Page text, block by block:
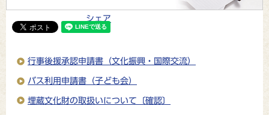
シェア
行事後援承認申請書（文化振興・国際交流）
バス利用申請書（子ども会）
埋蔵文化財の取扱いについて〔確認〕